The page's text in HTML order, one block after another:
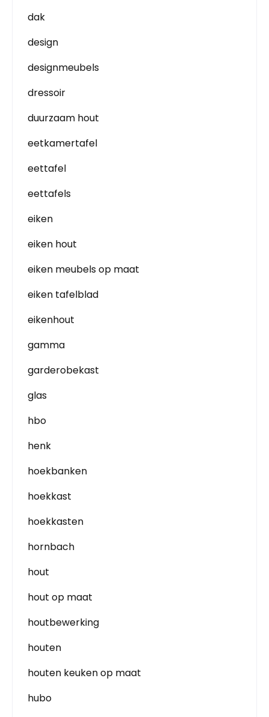
dak
design
designmeubels
dressoir
duurzaam hout
eetkamertafel
eettafel
eettafels
eiken
eiken hout
eiken meubels op maat
eiken tafelblad
eikenhout
gamma
garderobekast
glas
hbo
henk
hoekbanken
hoekkast
hoekkasten
hornbach
hout
hout op maat
houtbewerking
houten
houten keuken op maat
hubo